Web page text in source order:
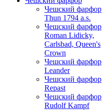
Чешский фарфор
Thun 1794 a.s.
Чешский фарфор
Roman Lidicky,
Carlsbad, Queen's
Crown
Чешский фарфор
Leander
Чешский фарфор
Repast
Чешский фарфор
Rudolf Kampf